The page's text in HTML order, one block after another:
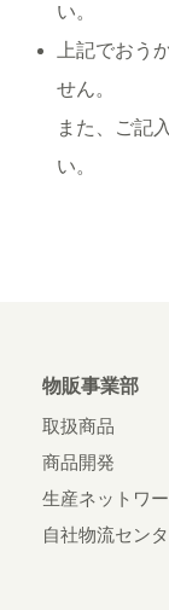
い。
上記でおう
せん。
また、ご記
い。
物販事業部
取扱商品
商品開発
生産ネットワ
自社物流セン